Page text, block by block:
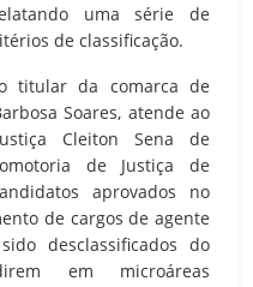
uma série de
de classificação.
titular da comarca de
Soares, atende ao
Cleiton Sena de
de Justiça de
aprovados no
de cargos de agente
desclassificados do
em microáreas